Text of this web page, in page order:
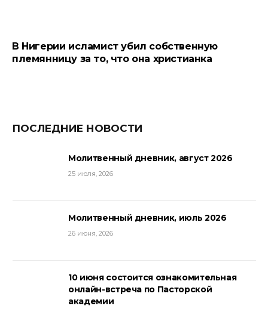
В Нигерии исламист убил собственную
племянницу за то, что она христианка
ПОСЛЕДНИЕ НОВОСТИ
Молитвенный дневник, август 2026
25 июля, 2026
Молитвенный дневник, июль 2026
26 июня, 2026
10 июня состоится ознакомительная
онлайн-встреча по Пасторской
академии